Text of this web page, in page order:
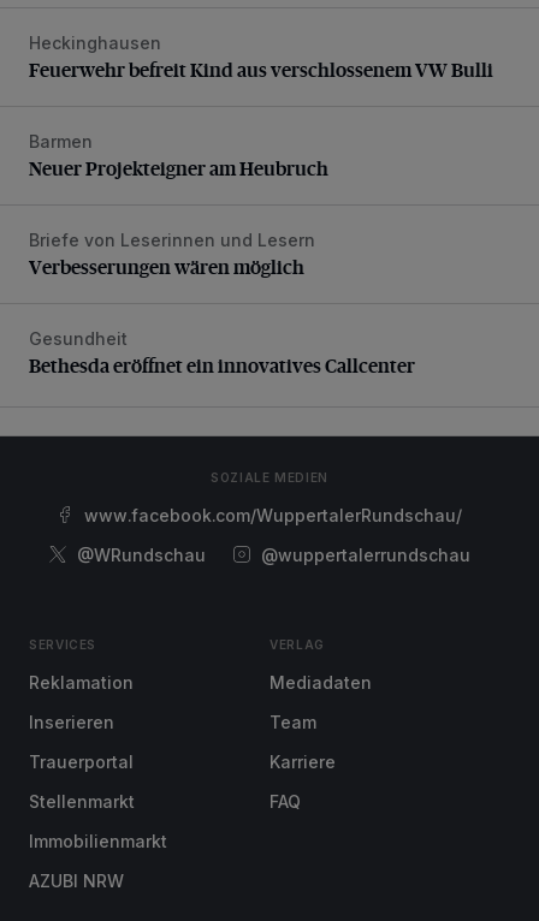
Feuerwehr befreit Kind aus verschlossenem VW Bulli
Heckinghausen
Feuerwehr befreit Kind aus verschlossenem VW Bulli
Neuer Projekteigner am Heubruch
Barmen
Neuer Projekteigner am Heubruch
Verbesserungen wären möglich
Briefe von Leserinnen und Lesern
Verbesserungen wären möglich
Bethesda eröffnet ein innovatives Callcenter
Gesundheit
Bethesda eröffnet ein innovatives Callcenter
SOZIALE MEDIEN
www.facebook.com/WuppertalerRundschau/
@WRundschau
@wuppertalerrundschau
SERVICES
Reklamation
Inserieren
Trauerportal
Stellenmarkt
Immobilienmarkt
AZUBI NRW
VERLAG
Mediadaten
Team
Karriere
FAQ